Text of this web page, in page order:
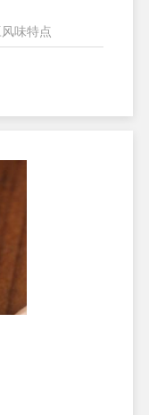
味特点